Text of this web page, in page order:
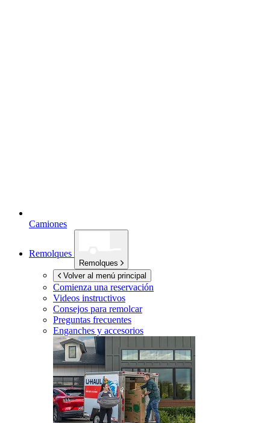
Camiones
Remolques
Remolques
Volver al menú principal
Comienza una reservación
Videos instructivos
Consejos para remolcar
Preguntas frecuentes
Enganches y accesorios